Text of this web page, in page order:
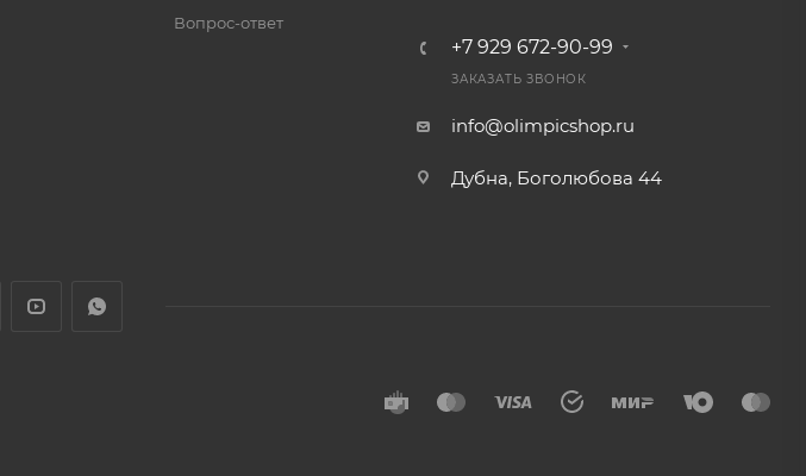
Вопрос-ответ
+7 929 672-90-99
ЗАКАЗАТЬ ЗВОНОК
info@olimpicshop.ru
Дубна, Боголюбова 44